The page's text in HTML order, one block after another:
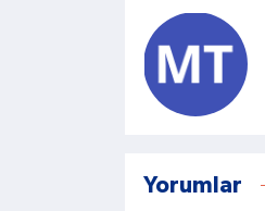
Yorumlar